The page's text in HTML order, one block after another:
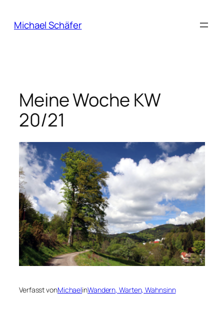
Inhalt
Michael Schäfer
Meine Woche KW
20/21
Verfasst vonMichaelinWandern, Warten, Wahnsinn